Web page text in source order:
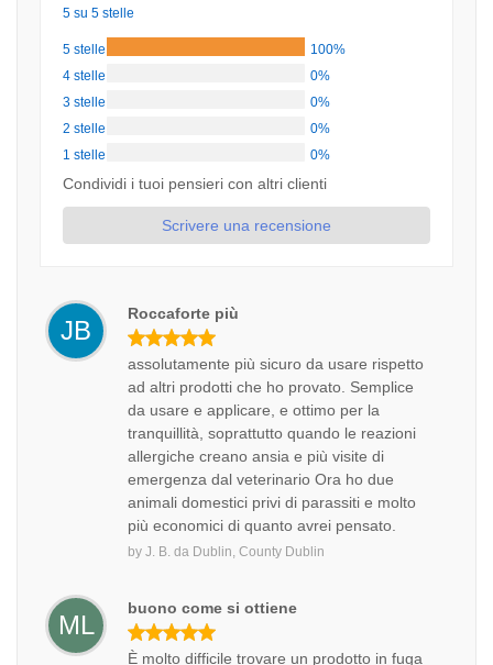
5 su 5 stelle
5 stelle
100%
4 stelle
0%
3 stelle
0%
2 stelle
0%
1 stelle
0%
Condividi i tuoi pensieri con altri clienti
Scrivere una recensione
JB
Roccaforte più
assolutamente più sicuro da usare rispetto
ad altri prodotti che ho provato. Semplice
da usare e applicare, e ottimo per la
tranquillità, soprattutto quando le reazioni
allergiche creano ansia e più visite di
emergenza dal veterinario Ora ho due
animali domestici privi di parassiti e molto
più economici di quanto avrei pensato.
by J. B. da Dublin, County Dublin
ML
buono come si ottiene
È molto difficile trovare un prodotto in fuga